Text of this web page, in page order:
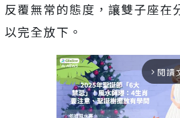
反覆無常的態度，讓雙子座在
以完全放下。
arrow_forward_ios 閱讀